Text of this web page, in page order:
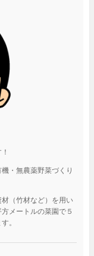
・無農薬野菜づくり
（竹材など）を用い
メートルの菜園で５
。